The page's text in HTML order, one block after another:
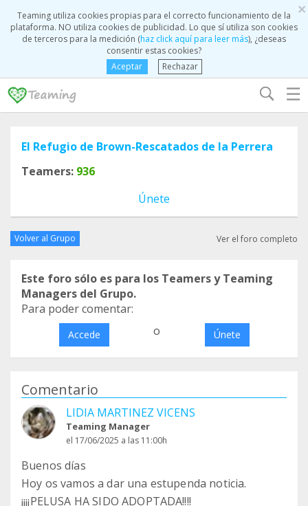
×
Teaming utiliza cookies propias para el correcto funcionamiento de la
plataforma. NO utiliza cookies de publicidad. Lo que sí utiliza son cookies
de terceros para la medición (haz click aquí para leer más), ¿deseas
consentir estas cookies?
Aceptar
Rechazar
☰
El Refugio de Brown-Rescatados de la Perrera
Teamers: 936
Únete
Volver al Grupo Ver el foro completo
Este foro sólo es para los Teamers y Teaming
Managers del Grupo.
Para poder comentar:
Accede o Únete
Comentario
LIDIA MARTINEZ VICENS
Teaming Manager
el 17/06/2025 a las 11:00h
Buenos días
Hoy os vamos a dar una estupenda noticia.
¡¡¡¡PELUSA HA SIDO ADOPTADA!!!!